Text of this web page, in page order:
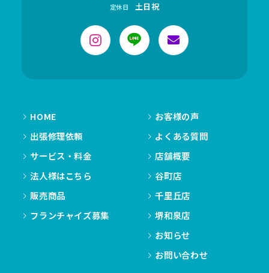
定休日 土日祝
HOME
出張修理依頼
サービス・料金
法人様はこちら
販売商品
フランチャイズ募集
お客様の声
よくある質問
店舗概要
谷町店
千里丘店
堺和泉店
お知らせ
お問い合わせ